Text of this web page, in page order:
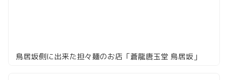
鳥居坂側に出来た担々麺のお店「蒼龍唐玉堂 鳥居坂」